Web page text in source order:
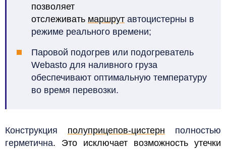
позволяет
отслеживать маршрут автоцистерны в
режиме реального времени;
Паровой подогрев или подогреватель
Webasto для наливного груза
обеспечивают оптимальную температуру
во время перевозки.
Конструкция полуприцепов-цистерн полностью
герметична. Это исключает возможность утечки